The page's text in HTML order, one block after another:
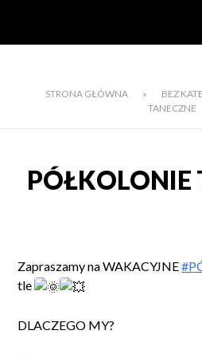
STRONA GŁÓWNA » BEZ
TANECZNE
PÓŁKOLONIE
Zapraszamy na WAKACYJNE
tle
DLACZEGO MY?